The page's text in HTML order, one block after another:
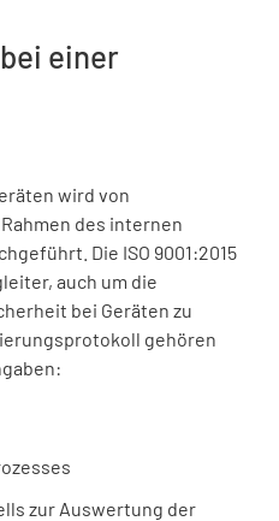
einer
wird von
des internen
Die ISO 9001:2015
auch um die
bei Geräten zu
gehören
zur Auswertung der